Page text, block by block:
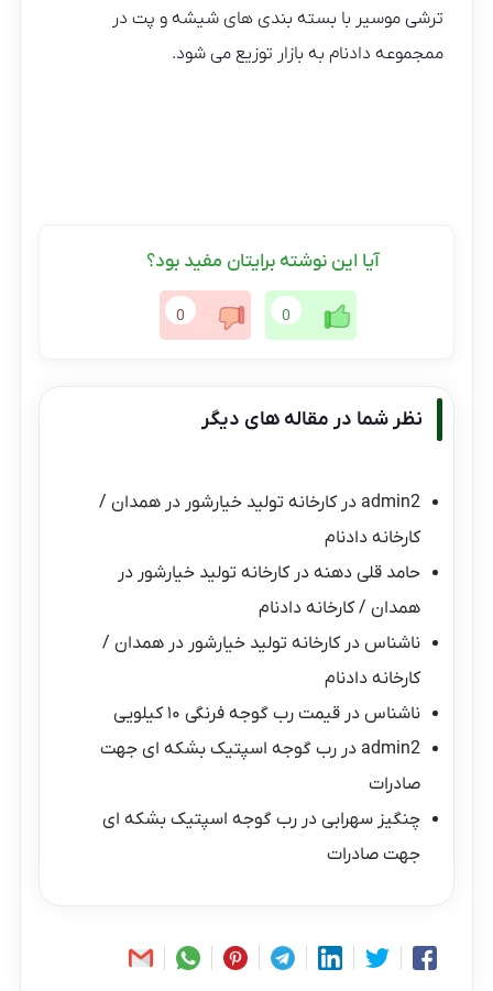
ترشی موسیر با بسته بندی های شیشه و پت در
ممجموعه دادنام به بازار توزیع می شود.
آیا این نوشته برایتان مفید بود؟
0
0
نظر شما در مقاله های دیگر
admin2 درکارخانه تولید خیارشور در همدان /
کارخانه دادنام
حامد قلی دهنه درکارخانه تولید خیارشور در
همدان / کارخانه دادنام
ناشناس درکارخانه تولید خیارشور در همدان /
کارخانه دادنام
ناشناس درقیمت رب گوجه فرنگی ۱۰ کیلویی
admin2 دررب گوجه اسپتیک بشکه ای جهت
صادرات
چنگیز سهرابی دررب گوجه اسپتیک بشکه ای
جهت صادرات